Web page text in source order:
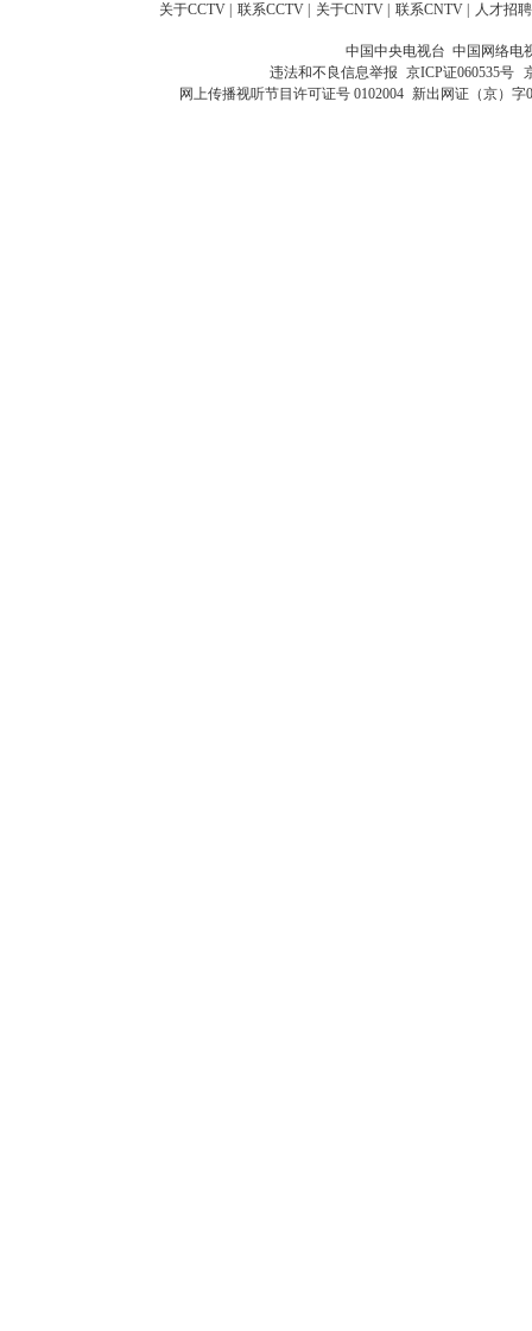
关于CCTV 联系CCTV 关于CNTV 联系CNTV 人才招聘
中国中央电视台 中国网络电
违法和不良信息举报 京ICP证060535号
网上传播视听节目许可证号 0102004 新出网证（京）